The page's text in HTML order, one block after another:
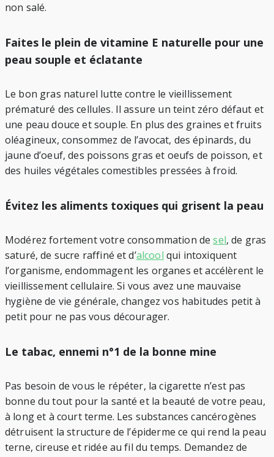
non salé.
Faites le plein de vitamine E naturelle pour une
peau souple et éclatante
Le bon gras naturel lutte contre le vieillissement
prématuré des cellules. Il assure un teint zéro défaut et
une peau douce et souple. En plus des graines et fruits
oléagineux, consommez de l’avocat, des épinards, du
jaune d’oeuf, des poissons gras et oeufs de poisson, et
des huiles végétales comestibles pressées à froid.
Évitez les aliments toxiques qui grisent la peau
Modérez fortement votre consommation desel, de gras
saturé, de sucre raffiné et d’alcool qui intoxiquent
l’organisme, endommagent les organes et accélèrent le
vieillissement cellulaire. Si vous avez une mauvaise
hygiène de vie générale, changez vos habitudes petit à
petit pour ne pas vous décourager.
Le tabac, ennemi n°1 de la bonne mine
Pas besoin de vous le répéter, la cigarette n’est pas
bonne du tout pour la santé et la beauté de votre peau,
à long et à court terme. Les substances cancérogènes
détruisent la structure de l’épiderme ce qui rend la peau
terne, cireuse et ridée au fil du temps. Demandez de